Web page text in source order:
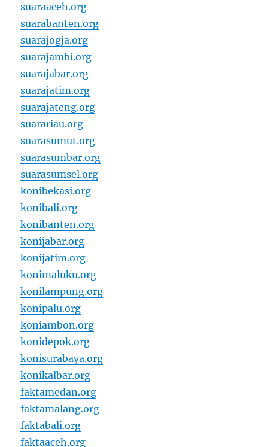
suaraaceh.org
suarabanten.org
suarajogja.org
suarajambi.org
suarajabar.org
suarajatim.org
suarajateng.org
suarariau.org
suarasumut.org
suarasumbar.org
suarasumsel.org
konibekasi.org
konibali.org
konibanten.org
konijabar.org
konijatim.org
konimaluku.org
konilampung.org
konipalu.org
koniambon.org
konidepok.org
konisurabaya.org
konikalbar.org
faktamedan.org
faktamalang.org
faktabali.org
faktaaceh.org